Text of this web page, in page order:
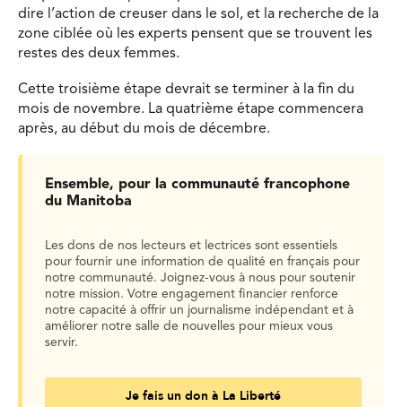
dire l’action de creuser dans le sol, et la recherche de la
zone ciblée où les experts pensent que se trouvent les
restes des deux femmes.
Cette troisième étape devrait se terminer à la fin du
mois de novembre. La quatrième étape commencera
après, au début du mois de décembre.
Ensemble, pour la communauté francophone
du Manitoba
Les dons de nos lecteurs et lectrices sont essentiels
pour fournir une information de qualité en français pour
notre communauté. Joignez-vous à nous pour soutenir
notre mission. Votre engagement financier renforce
notre capacité à offrir un journalisme indépendant et à
améliorer notre salle de nouvelles pour mieux vous
servir.
Je fais un don à La Liberté